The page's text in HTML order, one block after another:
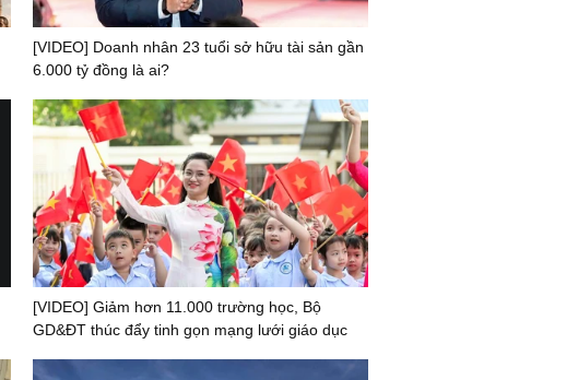
[VIDEO] Doanh nhân 23 tuổi sở hữu tài sản gần
6.000 tỷ đồng là ai?
[VIDEO] Giảm hơn 11.000 trường học, Bộ
GD&ĐT thúc đẩy tinh gọn mạng lưới giáo dục